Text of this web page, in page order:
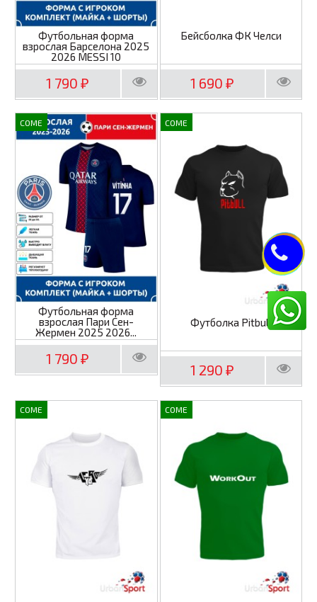
Футбольная форма
взрослая Барселона 2025
2026 MESSI 10
1 790₽
Бейсболка ФК Челси
1 690₽
COME
Футбольная форма
взрослая Пари Сен-
Жермен 2025 2026...
1 790₽
COME
Футболка Pitbull
1 290₽
COME COME